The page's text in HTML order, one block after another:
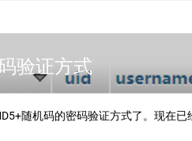
验证方式
随机码的密码验证方式了。现在